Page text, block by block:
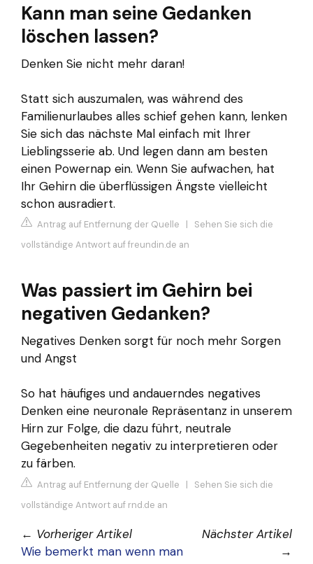
Kann man seine Gedanken
löschen lassen?
Denken Sie nicht mehr daran!
Statt sich auszumalen, was während des
Familienurlaubes alles schief gehen kann, lenken
Sie sich das nächste Mal einfach mit Ihrer
Lieblingsserie ab. Und legen dann am besten
einen Powernap ein. Wenn Sie aufwachen, hat
Ihr Gehirn die überflüssigen Ängste vielleicht
schon ausradiert.
Antrag auf Entfernung der Quelle | Sehen Sie sich die
vollständige Antwort auf freundin.de an
Was passiert im Gehirn bei
negativen Gedanken?
Negatives Denken sorgt für noch mehr Sorgen
und Angst
So hat häufiges und andauerndes negatives
Denken eine neuronale Repräsentanz in unserem
Hirn zur Folge, die dazu führt, neutrale
Gegebenheiten negativ zu interpretieren oder
zu färben.
Antrag auf Entfernung der Quelle | Sehen Sie sich die
vollständige Antwort auf rnd.de an
← Vorheriger Artikel
Wie bemerkt man wenn man
Nächster Artikel
→